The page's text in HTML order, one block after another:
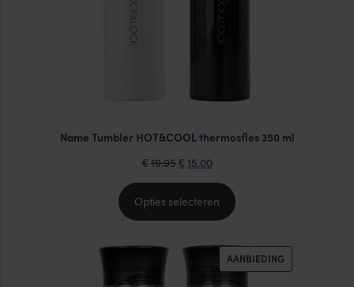
Name Tumbler HOT&COOL thermosfles 350 ml
€ 19.95Oorspronkelijke
prijs
was:
€19.95.
€ 15.00Huidige
prijs
is:
€15.00.
Opties selecteren
AANBIEDINGPRODUCT